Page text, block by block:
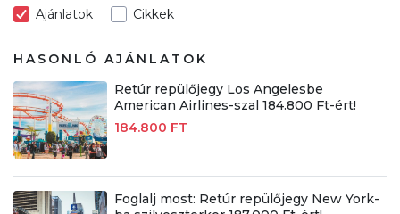
Ajánlatok Cikkek
HASONLÓ AJÁNLATOK
Retúr repülőjegy Los Angelesbe
American Airlines-szal 184.800 Ft-ért!
184.800 FT
Foglalj most: Retúr repülőjegy New York-